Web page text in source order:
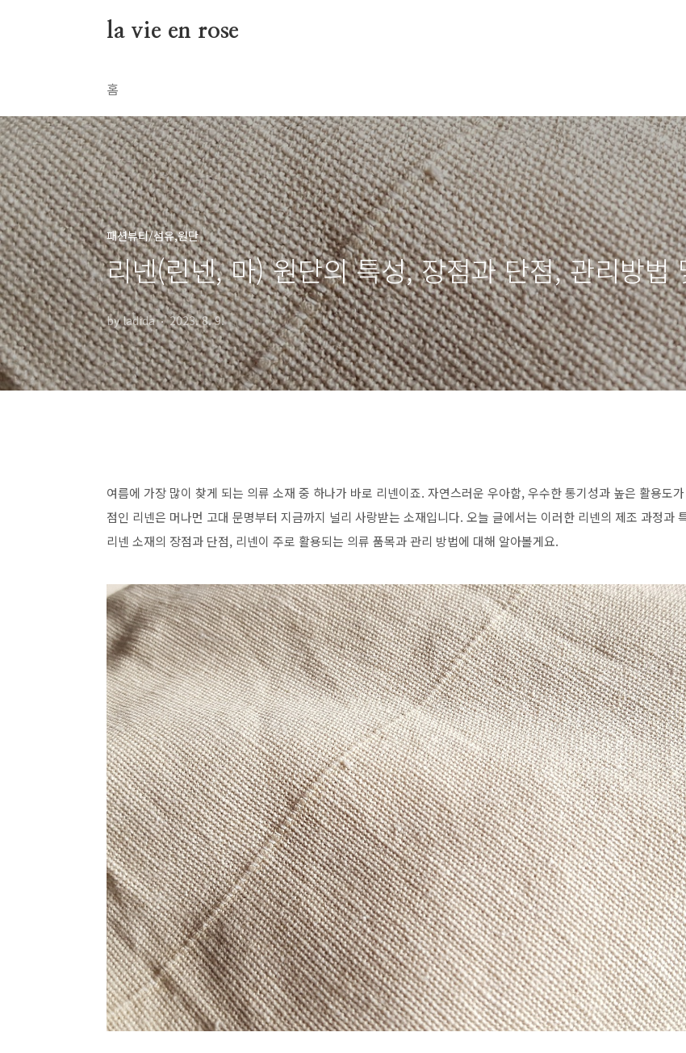
la vie en rose
홈
패션뷰티/섬유,원단
리넨(린넨, 마) 원단의 특성, 장점과 단점, 관리방법
by ladida 2023. 8. 9.
여름에 가장 많이 찾게 되는 의류 소재 중 하나가 바로 리넨이죠. 자연스러운 우아함, 우수한 통기성과 높은 활용도
점인 리넨은 머나먼 고대 문명부터 지금까지 널리 사랑받는 소재입니다. 오늘 글에서는 이러한 리넨의 제조 과정과
리넨 소재의 장점과 단점, 리넨이 주로 활용되는 의류 품목과 관리 방법에 대해 알아볼게요.